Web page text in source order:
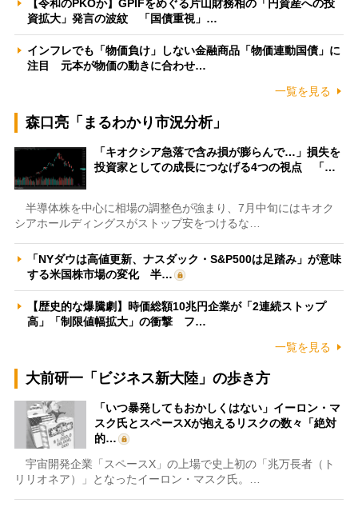
【令和のPKOか】GPIFをめぐる片山財務相の「円資産への投
資拡大」発言の波紋 「国債重視」…
インフレでも「物価負け」しない金融商品「物価連動国債」に
注目 元本が物価の動きに合わせ…
一覧を見る
森口亮「まるわかり市況分析」
「キオクシア急落で含み損が膨らんで…」損失を
投資家としての成長につなげる4つの視点 「…
半導体株を中心に相場の調整色が強まり、7月中旬にはキオク
シアホールディングスがストップ安をつけるな…
「NYダウは高値更新、ナスダック・S&P500は足踏み」が意味
する米国株市場の変化 半…
【歴史的な爆騰劇】時価総額10兆円企業が「2連続ストップ
高」「制限値幅拡大」の衝撃 フ…
一覧を見る
大前研一「ビジネス新大陸」の歩き方
「いつ暴発してもおかしくはない」イーロン・マ
スク氏とスペースXが抱えるリスクの数々「絶対
的…
宇宙開発企業「スペースX」の上場で史上初の「兆万長者（ト
リリオネア）」となったイーロン・マスク氏。…